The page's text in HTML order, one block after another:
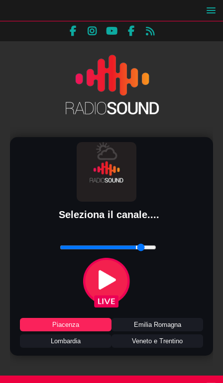
Seleziona il canale....
Piacenza Emilia Romagna
Lombardia Veneto e Trentino